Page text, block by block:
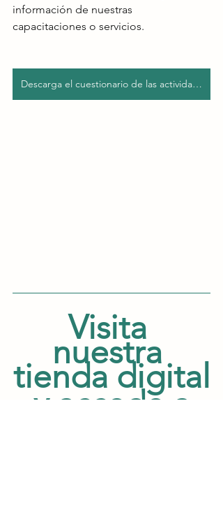
información de nuestras
capacitaciones o servicios.
Descarga el cuestionario de las actividades registradas
Visita
nuestra
tienda digital
y accede a